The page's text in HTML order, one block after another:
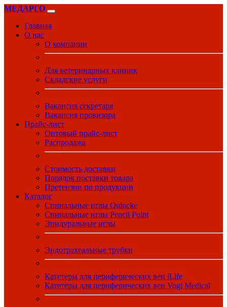
МЕДАРГО
Главная
О нас
О компании
Для ветеринарных клиник
Складские услуги
Вакансия секретаря
Вакансия провизора
Прайс-лист
Оптовый прайс-лист
Распродажа
Стоимость доставки
Порядок поставки товара
Претензии по продукции
Каталог
Спинальные иглы Quincke
Спинальные иглы Pencil Point
Эпидуральные иглы
Эндотрахеальные трубки
Катетеры для периферических вен iLife
Катетеры для периферических вен Vogt Medical